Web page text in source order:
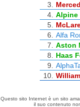
3.
4. Alpine
5.
6.
Alfa
7.
Aston
8.
Haas
9.
10.
Questo sito Internet è un sito
il suo contenuto